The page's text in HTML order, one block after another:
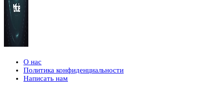
О нас
Политика конфиденциальности
Написать нам